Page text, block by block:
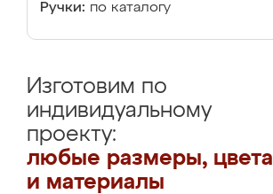
Ручки: по каталогу
Изготовим по
индивидуальному
проекту:
любые размеры, цвета
и материалы